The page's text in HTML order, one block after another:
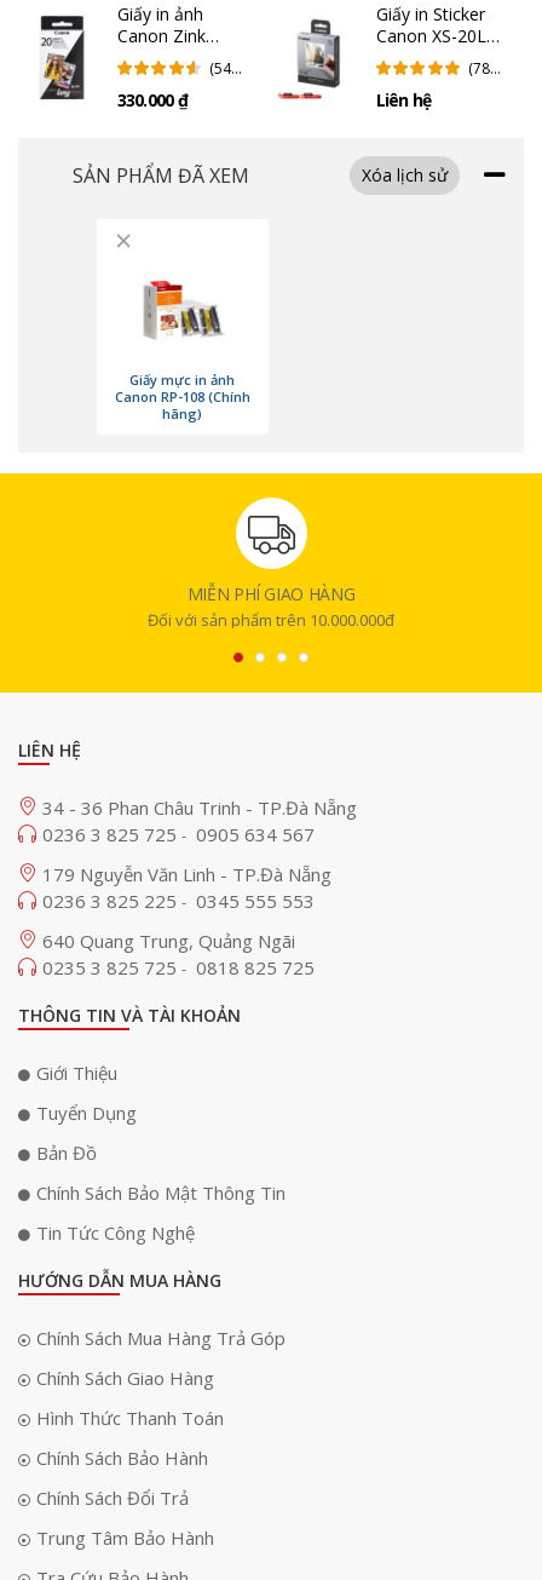
Kích thước ảnh in
Như đã đề cập, ảnh in nhiệt RP-108 sở hữu kích thước 10x15cm, tương
ứng với kích thước khổ giấy A6. Tuỳ thuộc vào từng nhu cầu chụp và in
bàn hoặc treo tường trong gia đình hoặc trong các sự kiện đặc
In tối đa 2 ảnh, lý tưởng để làm thiệp chúc mừng
sinh nhật, thiệp cưới,...
chiếu, căn cước,..Bạn cũng có thể sử dụng khổ ảnh in này để làm
Khổ 3x4cm:
sticker, logo,...
Người dùng cá nhân đam mê chụp ảnh, mong muốn lưu giữ, chia
trang trí không gian sống.
Nhiếp ảnh gia tự do và dịch vụ chụp ảnh sự kiện cần in ảnh
nhanh chóng tại chỗ để phục vụ khách hàng ngay sau khi chụp.
Giấy in ảnh
Canon Zink
Photo Paper
Pack (20 Sheets)
(54
330.000 ₫
Giấy in Sticker
Canon XS-20L
(Chính hãng)(78
Liên hệ
SẢN PHẨM ĐÃ XEM Xóa lịch sử
×
Giấy mực in ảnh
Canon RP-108 (Chính
hãng)
MIỄN PHÍ GIAO HÀNG
Đối với sản phẩm trên 10.000.000đ
LIÊN HỆ
34 - 36 Phan Châu Trinh - TP.Đà Nẵng
0236 3 825 725 - 0905 634 567
179 Nguyễn Văn Linh - TP.Đà Nẵng
0236 3 825 225 - 0345 555 553
640 Quang Trung, Quảng Ngãi
0235 3 825 725 - 0818 825 725
THÔNG TIN VÀ TÀI KHOẢN
Giới Thiệu
Tuyển Dụng
Bản Đồ
Chính Sách Bảo Mật Thông Tin
Tin Tức Công Nghệ
HƯỚNG DẪN MUA HÀNG
Chính Sách Mua Hàng Trả Góp
Chính Sách Giao Hàng
Hình Thức Thanh Toán
Chính Sách Bảo Hành
Chính Sách Đổi Trả
Trung Tâm Bảo Hành